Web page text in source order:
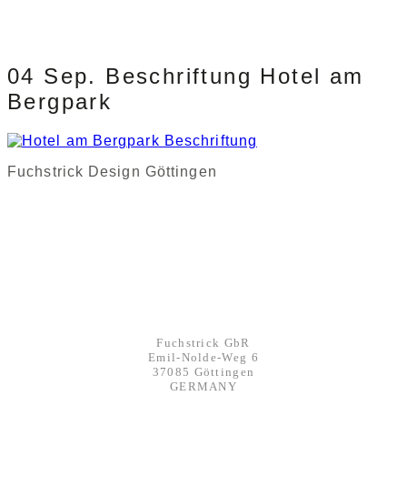
04 Sep. Beschriftung Hotel am
Bergpark
Fuchstrick Design Göttingen
Fuchstrick GbR
Emil-Nolde-Weg 6
37085 Göttingen
GERMANY